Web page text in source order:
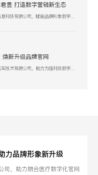
昱 打造数字营销新生态
近日，逐鹿携手上海君昱信息科技有限公司，赋能品牌形象数字化，以全新的互联网形象为品牌营销赋能。
新升级品牌官网
近日，逐鹿携手苏州星荣汽车技术有限公司，助力为旌科技数字化官网平台全面升级，赋能品牌形象数字化，以全新形象为品牌营销赋能。
力品牌形象新升级
司，助力朗合医疗数字化官网